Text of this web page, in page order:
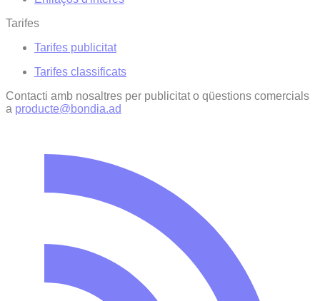
Tarifes
Tarifes publicitat
Tarifes classificats
Contacti amb nosaltres per publicitat o qüestions comercials
a producte@bondia.ad